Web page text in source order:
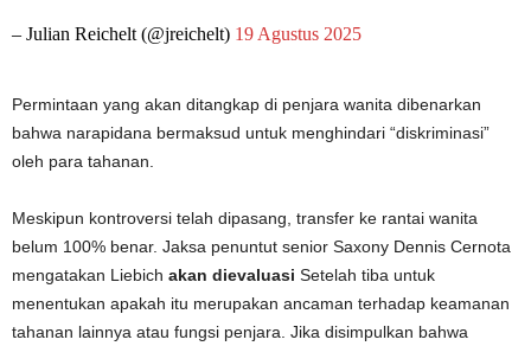
– Julian Reichelt (@jreichelt) 19 Agustus 2025
Permintaan yang akan ditangkap di penjara wanita dibenarkan
bahwa narapidana bermaksud untuk menghindari “diskriminasi”
oleh para tahanan.
Meskipun kontroversi telah dipasang, transfer ke rantai wanita
belum 100% benar. Jaksa penuntut senior Saxony Dennis Cernota
mengatakan Liebich akan dievaluasi Setelah tiba untuk
menentukan apakah itu merupakan ancaman terhadap keamanan
tahanan lainnya atau fungsi penjara. Jika disimpulkan bahwa